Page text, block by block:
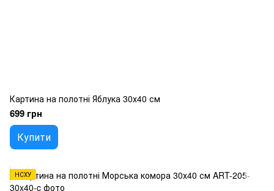
Картина на полотні Яблука 30х40 см
699 грн
Купити
НСХУ